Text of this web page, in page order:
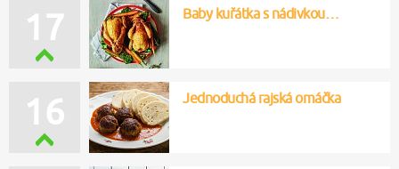
16 Jednoduchá rajská omáčka
17 Baby kuřátka s nádivkou…